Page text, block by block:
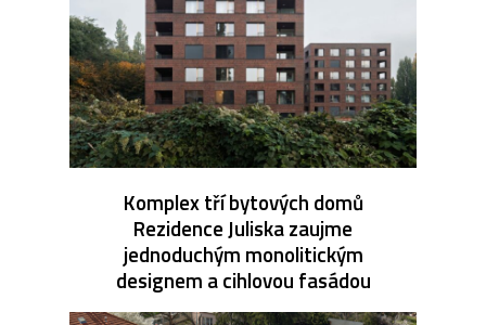
Komplex tří bytových domů
Rezidence Juliska zaujme
jednoduchým monolitickým
designem a cihlovou fasádou